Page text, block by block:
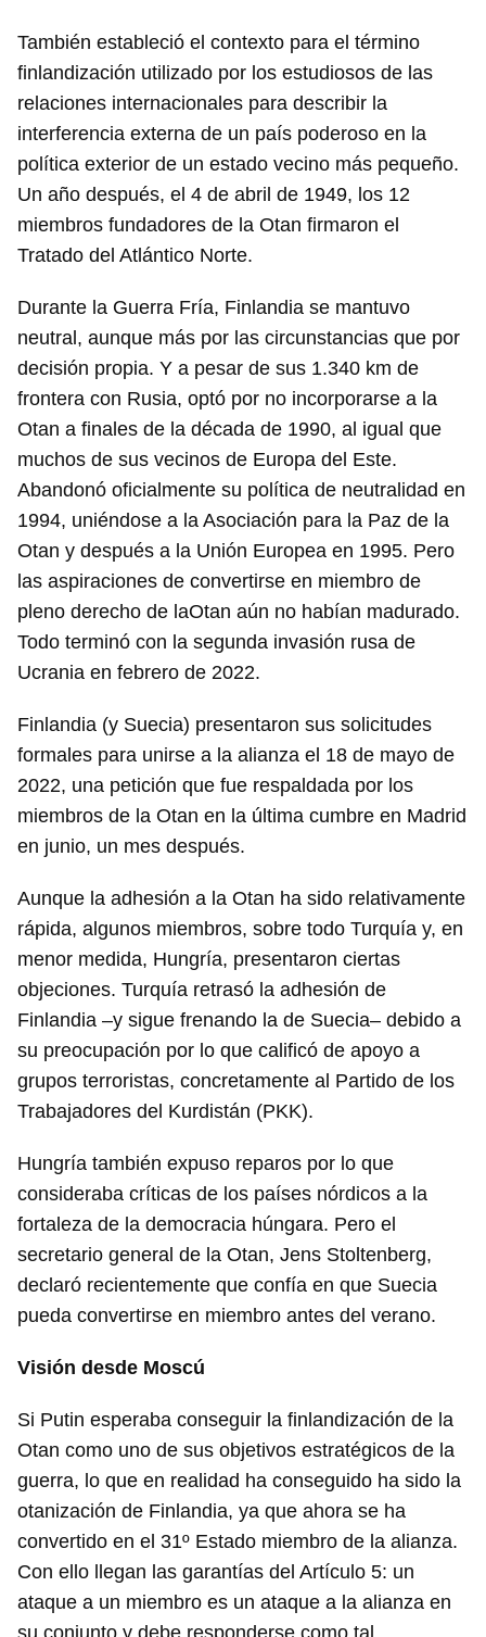
También estableció el contexto para el término
finlandización utilizado por los estudiosos de las
relaciones internacionales para describir la
interferencia externa de un país poderoso en la
política exterior de un estado vecino más pequeño.
Un año después, el 4 de abril de 1949, los 12
miembros fundadores de la Otan firmaron el
Tratado del Atlántico Norte.
Durante la Guerra Fría, Finlandia se mantuvo
neutral, aunque más por las circunstancias que por
decisión propia. Y a pesar de sus 1.340 km de
frontera con Rusia, optó por no incorporarse a la
Otan a finales de la década de 1990, al igual que
muchos de sus vecinos de Europa del Este.
Abandonó oficialmente su política de neutralidad en
1994, uniéndose a la Asociación para la Paz de la
Otan y después a la Unión Europea en 1995. Pero
las aspiraciones de convertirse en miembro de
pleno derecho de laOtan aún no habían madurado.
Todo terminó con la segunda invasión rusa de
Ucrania en febrero de 2022.
Finlandia (y Suecia) presentaron sus solicitudes
formales para unirse a la alianza el 18 de mayo de
2022, una petición que fue respaldada por los
miembros de la Otan en la última cumbre en Madrid
en junio, un mes después.
Aunque la adhesión a la Otan ha sido relativamente
rápida, algunos miembros, sobre todo Turquía y, en
menor medida, Hungría, presentaron ciertas
objeciones. Turquía retrasó la adhesión de
Finlandia –y sigue frenando la de Suecia– debido a
su preocupación por lo que calificó de apoyo a
grupos terroristas, concretamente al Partido de los
Trabajadores del Kurdistán (PKK).
Hungría también expuso reparos por lo que
consideraba críticas de los países nórdicos a la
fortaleza de la democracia húngara. Pero el
secretario general de la Otan, Jens Stoltenberg,
declaró recientemente que confía en que Suecia
pueda convertirse en miembro antes del verano.
Visión desde Moscú
Si Putin esperaba conseguir la finlandización de la
Otan como uno de sus objetivos estratégicos de la
guerra, lo que en realidad ha conseguido ha sido la
otanización de Finlandia, ya que ahora se ha
convertido en el 31º Estado miembro de la alianza.
Con ello llegan las garantías del Artículo 5: un
ataque a un miembro es un ataque a la alianza en